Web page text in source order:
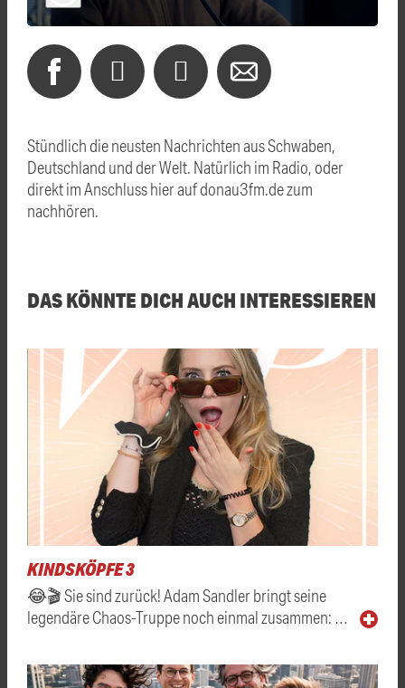
Stündlich die neusten Nachrichten aus Schwaben,
Deutschland und der Welt. Natürlich im Radio, oder
direkt im Anschluss hier auf donau3fm.de zum
nachhören.
DAS KÖNNTE DICH AUCH INTERESSIEREN
KINDSKÖPFE 3
😂🎬 Sie sind zurück! Adam Sandler bringt seine
legendäre Chaos-Truppe noch einmal zusammen: …